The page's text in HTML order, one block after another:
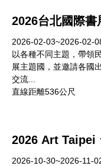
2026台北國際書
2026-02-03~2026-02-
以各種不同主題，帶領
展主題國，並邀請各國
交流...
直線距離536公尺
2026 Art Taipei
2026-10-30~2026-11-